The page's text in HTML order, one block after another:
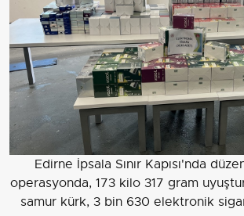
Edirne İpsala Sınır Kapısı'nda
operasyonda, 173 kilo 317 gram
samur kürk, 3 bin 630 elektronik